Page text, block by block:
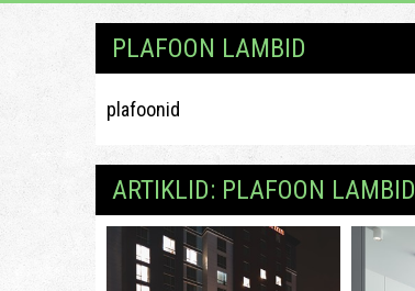
PLAFOON LAMBID
plafoonid
ARTIKLID: PLAFOON LAMBID